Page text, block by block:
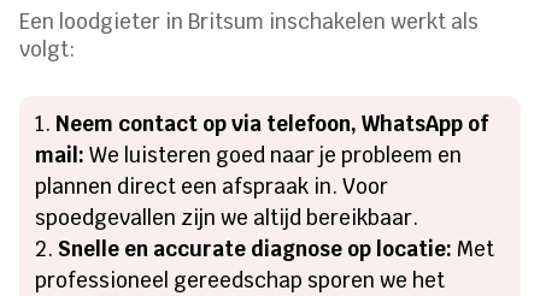
Een loodgieter in Britsum inschakelen werkt als
volgt:
Neem contact op via telefoon, WhatsApp of
mail: We luisteren goed naar je probleem en
plannen direct een afspraak in. Voor
spoedgevallen zijn we altijd bereikbaar.
Snelle en accurate diagnose op locatie: Met
professioneel gereedschap sporen we het